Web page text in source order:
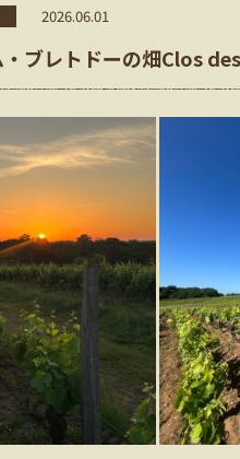
2026.06.01
・ブレトドーの畑Clos